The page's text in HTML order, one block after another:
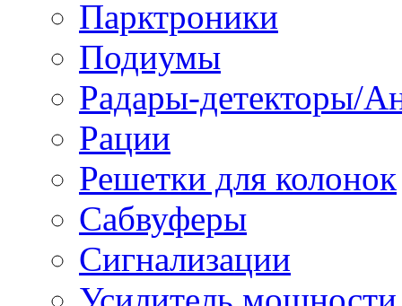
Парктроники
Подиумы
Радары-детекторы/
Рации
Решетки для колонок
Сабвуферы
Сигнализации